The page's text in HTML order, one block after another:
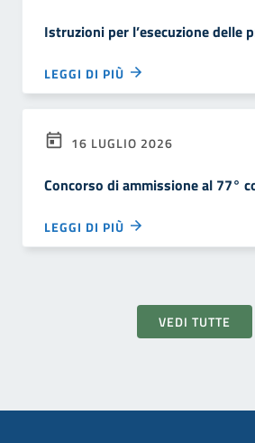
Istruzioni per l’esecuzione delle
LEGGI DI PIÙ
16 LUGLIO 2026
Concorso di ammissione al 77°
LEGGI DI PIÙ
VEDI TUTTE